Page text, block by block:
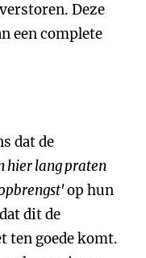
Deze
een complete
dat de
hier lang praten
op hun
dit de
ten goede komt.